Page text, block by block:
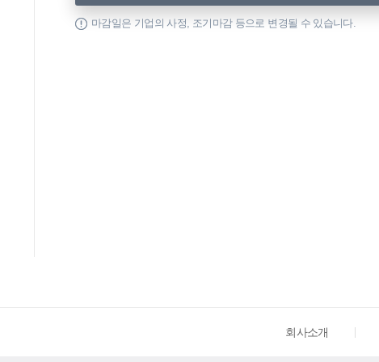
마감일은 기업의 사정, 조기마감 등으로 변경될 수 있습니다.
회사소개